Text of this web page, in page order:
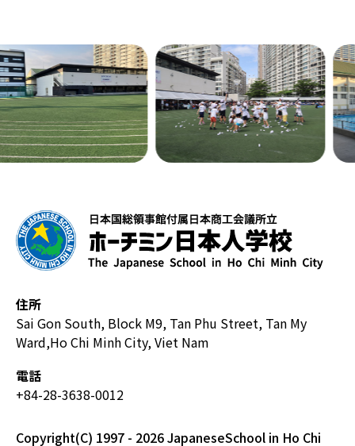
住所
Sai Gon South, Block M9, Tan Phu Street, Tan My
Ward,Ho Chi Minh City, Viet Nam
電話
+84-28-3638-0012
Copyright(C) 1997 - 2026 JapaneseSchool in Ho Chi